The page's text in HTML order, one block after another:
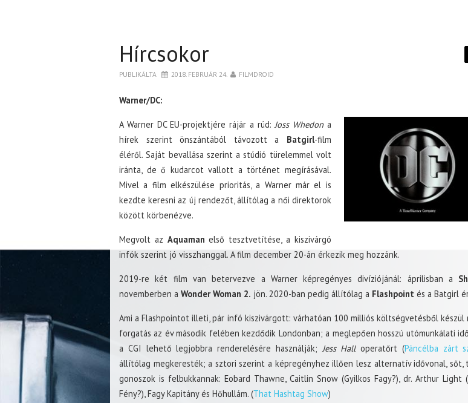
Hírcsokor
PUBLIKÁLTA 2018. FEBRUÁR 24. FILMDROID
Warner/DC:
A Warner DC EU-projektjére rájár a rúd: Joss Whedona
hírek szerint önszántából távozott a Batgirl-film
éléről. Saját bevallása szerint a stúdió türelemmel volt
iránta, de ő kudarcot vallott a történet megírásával.
Mivel a film elkészülése prioritás, a Warner már el is
kezdte keresni az új rendezőt, állítólag a női direktorok
között körbenézve.
Megvolt az Aquaman első tesztvetítése, a kiszivárgó
infók szerint jó visszhanggal. A film december 20-án érkezik meg hozzánk.
2019-re két film van betervezve a Warner képregényes divíziójánál: áprilisban a
novemberben a Wonder Woman 2. jön. 2020-ban pedig állítólag a Flashpoint és a Batgirl
Ami a Flashpointot illeti, pár infó kiszivárgott: várhatóan 100 milliós költségvetésből készül
forgatás az év második felében kezdődik Londonban; a meglepően hosszú utómunkálati
a CGI lehető legjobbra renderelésére használják; Jess Halloperatőrt (Páncélba zárt
állítólag megkeresték; a sztori szerint a képregényhez illően lesz alternatív idővonal, sőt,
gonoszok is felbukkannak: Eobard Thawne, Caitlin Snow (Gyilkos Fagy?), dr. Arthur Light
Fény?), Fagy Kapitány és Hőhullám. (That Hashtag Show)